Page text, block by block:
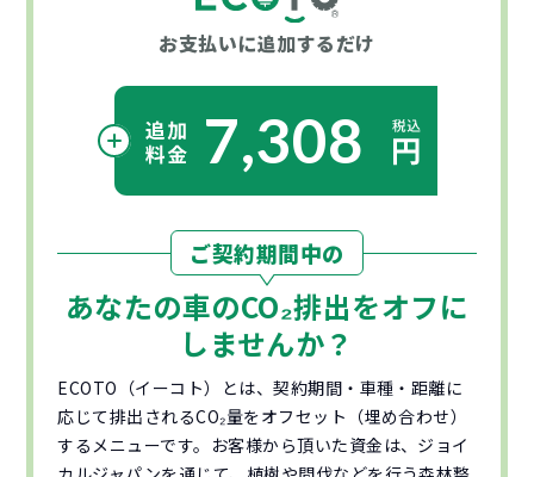
お支払いに追加するだけ
7,308
ご契約期間中の
あなたの車のCO₂排出をオフに
しませんか？
ECOTO（イーコト）とは、契約期間・車種・距離に
応じて排出されるCO₂量をオフセット（埋め合わせ）
するメニューです。お客様から頂いた資金は、ジョイ